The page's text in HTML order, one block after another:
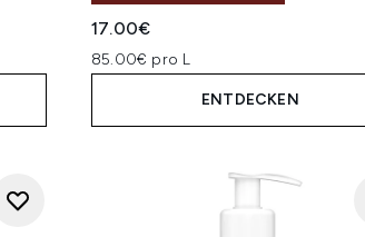
17.00€
85.00€ pro L
ENTDECKEN